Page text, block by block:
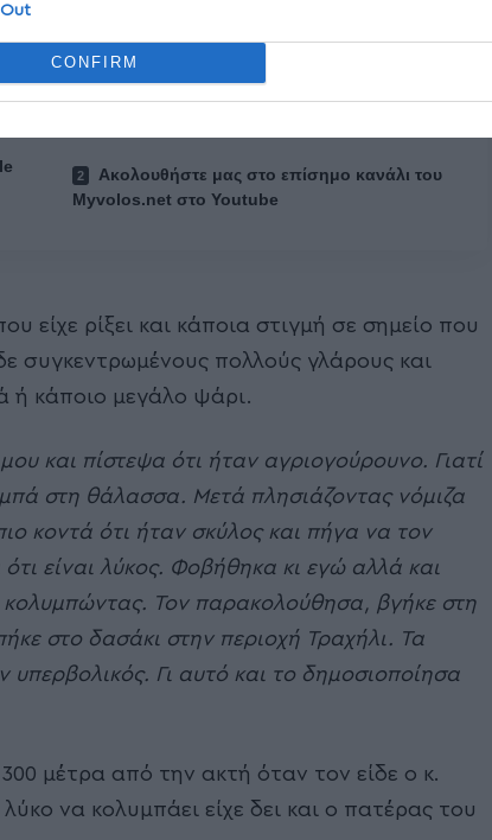
CONFIRM
Ακολουθήστε μας στο επίσημο κανάλι του
Myvolos.net στο Youtube
είχε ρίξει και κάποια στιγμή σε σημείο που
συγκεντρωμένους πολλούς γλάρους και
ή κάποιο μεγάλο ψάρι.
και πίστεψα ότι ήταν αγριογούρουνο. Γιατί
στη θάλασσα. Μετά πλησιάζοντας νόμιζα
κοντά ότι ήταν σκύλος και πήγα να τον
είναι λύκος. Φοβήθηκα κι εγώ αλλά και
Τον παρακολούθησα, βγήκε στη
στο δασάκι στην περιοχή Τραχήλι. Τα
υπερβολικός. Γι αυτό και το δημοσιοποίησα
μέτρα από την ακτή όταν τον είδε ο κ.
να κολυμπάει είχε δει και ο πατέρας του